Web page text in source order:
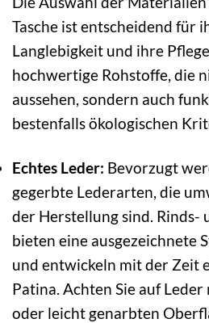
Tasche ist entscheidend für
Langlebigkeit und ihre
hochwertige Rohstoffe, die
aussehen, sondern auch
bestenfalls ökologischen
Echtes Leder: Bevorzugt
gegerbte Lederarten, die
der Herstellung sind. Rinds-
bieten eine ausgezeichnete
und entwickeln mit der Zeit
Patina. Achten Sie auf
oder leicht genarbten